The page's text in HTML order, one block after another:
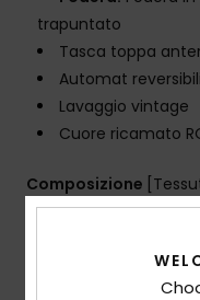
trapuntato
Tasca toppa
Automat reversibili
Lavaggio vintage
Cuore ricamato
Composizione
Spedizioni e